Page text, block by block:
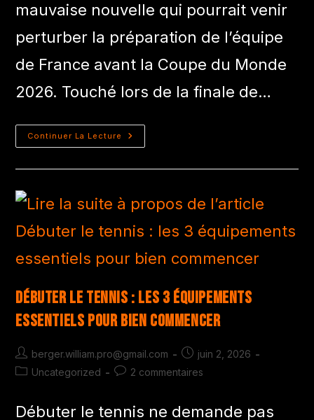
mauvaise nouvelle qui pourrait venir
perturber la préparation de l’équipe
de France avant la Coupe du Monde
2026. Touché lors de la finale de…
Continuer La Lecture
Débuter le tennis : les 3 équipements
essentiels pour bien commencer
berger.william.pro@gmail.com
juin 2, 2026
Uncategorized
2 commentaires
Débuter le tennis ne demande pas